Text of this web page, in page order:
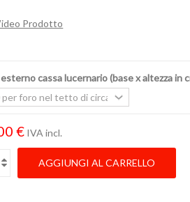
Prodotto
cassa lucernario (base x altezza in
€ IVA incl.
AGGIUNGI AL CARRELLO